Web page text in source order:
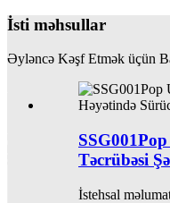
İsti məhsullar
Əyləncə Kəşf Etmək üçün
Təcrübəsi
İstehsal